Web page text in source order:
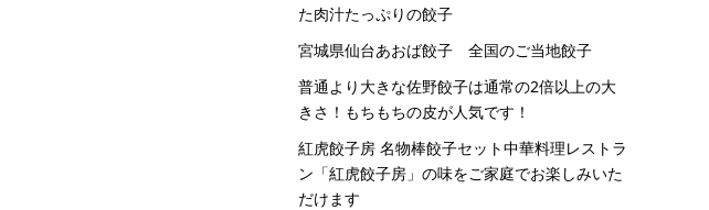
た肉汁たっぷりの餃子
宮城県仙台あおば餃子 全国のご当地餃子
普通より大きな佐野餃子は通常の2倍以上の大
きさ！もちもちの皮が人気です！
紅虎餃子房 名物棒餃子セット中華料理レストラ
ン「紅虎餃子房」の味をご家庭でお楽しみいた
だけます